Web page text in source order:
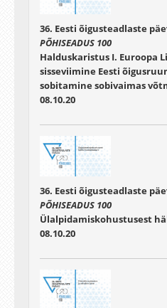
36. Eesti õigusteadlaste
PÕHISEADUS 100
Halduskaristus I. Euroopa
sisseviimine Eesti
sobitamine sobivaimas
08.10.20
36. Eesti õigusteadlaste
PÕHISEADUS 100
Ülalpidamiskohustusest
08.10.20